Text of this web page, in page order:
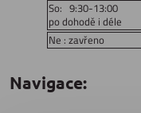
So: 9:30-13:00
po dohodě i déle
Ne : zavřeno
Navigace: